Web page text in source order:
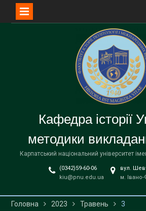
Кафедра історії
методики
Карпатський національний університет
(0342)59-60-06
kiu@pnu.edu.ua
вул.
м.
Головна 2023 Травень 3